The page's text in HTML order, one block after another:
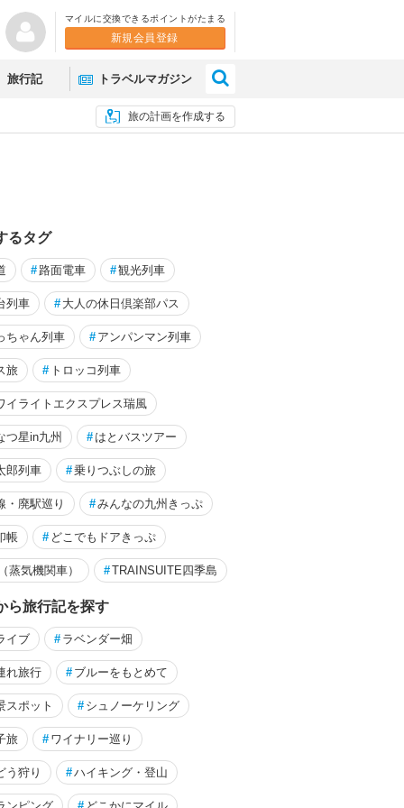
マイルに交換できるポイントがたまる
新規会員登録
旅行記 トラベルマガジン
旅の計画を作成する
秘境駅の宝庫 芸備線で三次
by ASARI 2023/08/25～
るタグ
# 路面電車 #観光列車
列車 # 大人の休日倶楽部パス
ちゃん列車 # アンパンマン列車
旅 # トロッコ列車
イライトエクスプレス瑞風
つ星in九州 # はとバスツアー
郎列車 #乗りつぶしの旅
・廃駅巡り #みんなの九州きっぷ
帳 # どこでもドアきっぷ
蒸気機関車） #TRAINSUITE四季島
ら旅行記を探す
イブ # ラベンダー畑
れ旅行 # ブルーをもとめて
スポット # シュノーケリング
旅 # ワイナリー巡り
う狩り #ハイキング・登山